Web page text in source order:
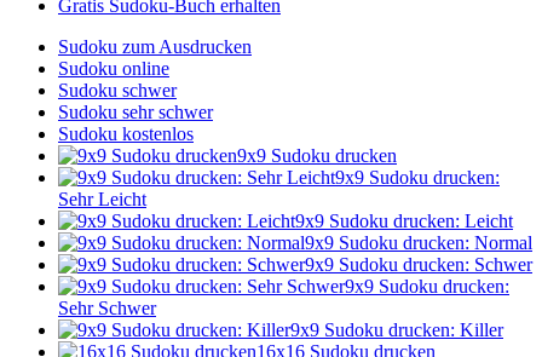
Gratis Sudoku-Buch erhalten
Sudoku zum Ausdrucken
Sudoku online
Sudoku schwer
Sudoku sehr schwer
Sudoku kostenlos
9x9 Sudoku drucken
9x9 Sudoku drucken:
Sehr Leicht
9x9 Sudoku drucken: Leicht
9x9 Sudoku drucken: Normal
9x9 Sudoku drucken: Schwer
9x9 Sudoku drucken:
Sehr Schwer
9x9 Sudoku drucken: Killer
16x16 Sudoku drucken